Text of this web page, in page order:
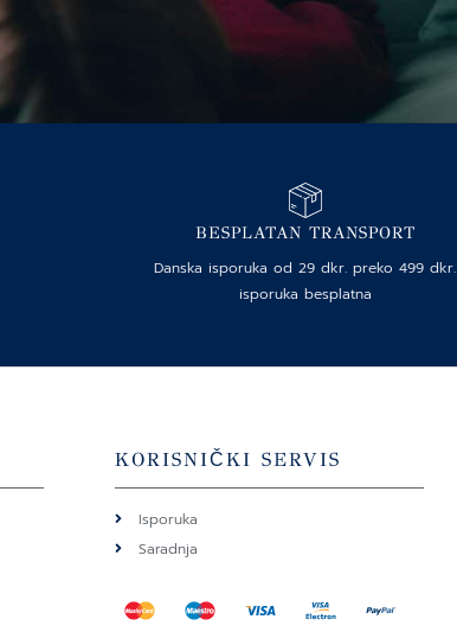
BESPLATAN TRANSPORT
Danska isporuka od 29 dkr. preko 499 dkr.
isporuka besplatna
KORISNIČKI SERVIS
Isporuka
Saradnja